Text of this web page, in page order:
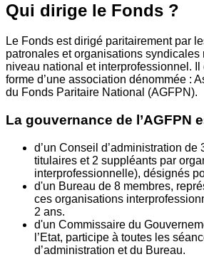
Qui dirige le Fonds ?
Le Fonds est dirigé paritairement par
patronales et organisations syndicales
niveau national et interprofessionnel. Il
forme d’une association dénommée :
du Fonds Paritaire National (AGFPN).
La gouvernance de l’AGFPN
d’un Conseil d’administration de
titulaires et 2 suppléants par
interprofessionnelle), désignés
d'un Bureau de 8 membres,
ces organisations
2 ans.
d'un Commissaire du
l’Etat, participe à toutes les
d’administration et du Bureau.